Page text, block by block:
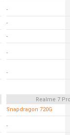
-
-
-
-
-
Realme 7
Snapdragon 720G
-